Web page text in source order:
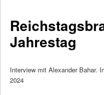
Jahrestag
Interview mit Alexander Bahar.
2024